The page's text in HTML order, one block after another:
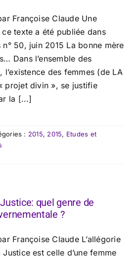
Françoise Claude Une
texte a été publiée dans
n° 50, juin 2015 La bonne mère
Dans l’ensemble des
des femmes (de LA
projet divin », se justifie
la [...]
: 2015, 2015, Etudes et
quel genre de
?
Françoise Claude L’allégorie
est celle d’une femme